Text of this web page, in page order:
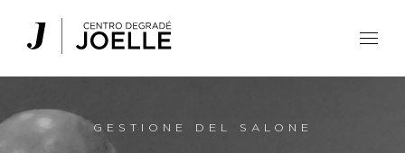
Centro Degradé Joelle Parrucchieri
GESTIONE DEL SALONE